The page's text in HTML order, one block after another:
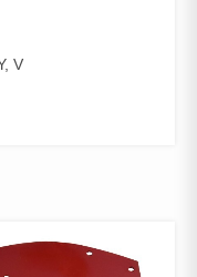
V